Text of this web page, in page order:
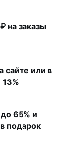
на заказы
сайте или в
65% и
подарок